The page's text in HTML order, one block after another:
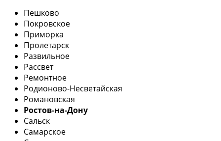
Пешково
Покровское
Приморка
Пролетарск
Развильное
Рассвет
Ремонтное
Родионово-Несветайская
Романовская
Ростов-на-Дону
Сальск
Самарское